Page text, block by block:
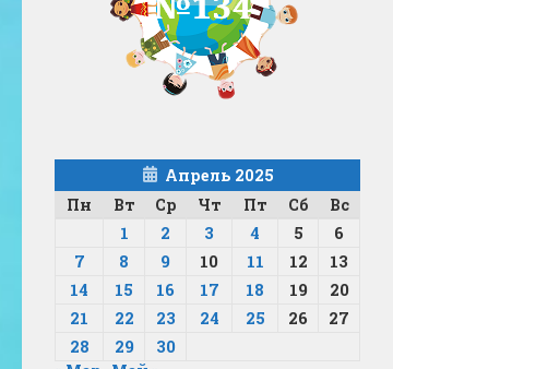
Апрель 2025
Пн
Вт Ср Чт Пт Сб Вс
1 2 3 4 5
6
7
8 9 10 11 12
13
14
15 16 17 18 19
20
21
22 23 24 25 26
27
28
29 30